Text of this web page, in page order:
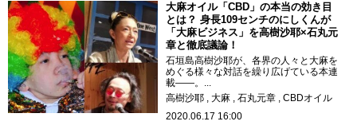
大麻オイル「CBD」の本当の効き目
とは？ 身長109センチのにしくんが
「大麻ビジネス」を高樹沙耶×石丸元
章と徹底議論！
石垣島高樹沙耶が、各界の人々と大麻を
めぐる様々な対話を繰り広げている本連
載――。...
高樹沙耶
大麻 石丸元章
CBDオイル
2020.06.17 16:00